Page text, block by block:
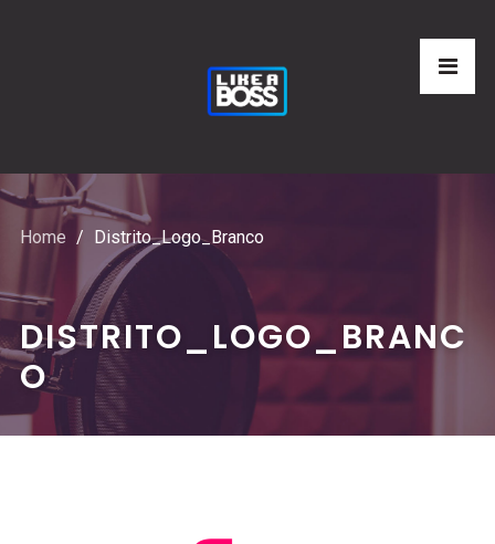
Home Distrito_Logo_Branco
DISTRITO_LOGO_BRANC
O